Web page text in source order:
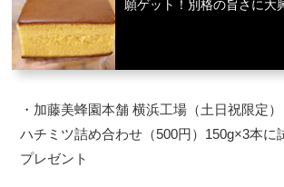
願ゲット！別格の旨さに大
・加藤美蜂園本舗 横浜工場（土日祝限定）
ハチミツ詰め合わせ（500円）150g×3本に
プレゼント